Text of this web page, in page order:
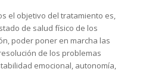
el objetivo del tratamiento es,
de salud físico de los
poder poner en marcha las
de los problemas
emocional, autonomía,